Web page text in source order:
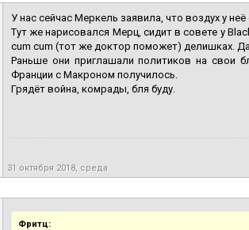
У нас сейчас Меркель заявила, что воздух у неё
Тут же нарисовался Мерц, сидит в совете у
cum cum (тот же доктор поможет) делишках.
Раньше они приглашали политиков на свои
Франции с Макроном получилось.
Грядёт война, комрады, бля буду.
31 октября 2018, среда
Фритц: